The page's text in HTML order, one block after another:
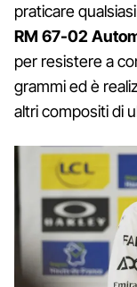
praticare
RM 67-02
per resistere a
grammi ed è
altri compositi di